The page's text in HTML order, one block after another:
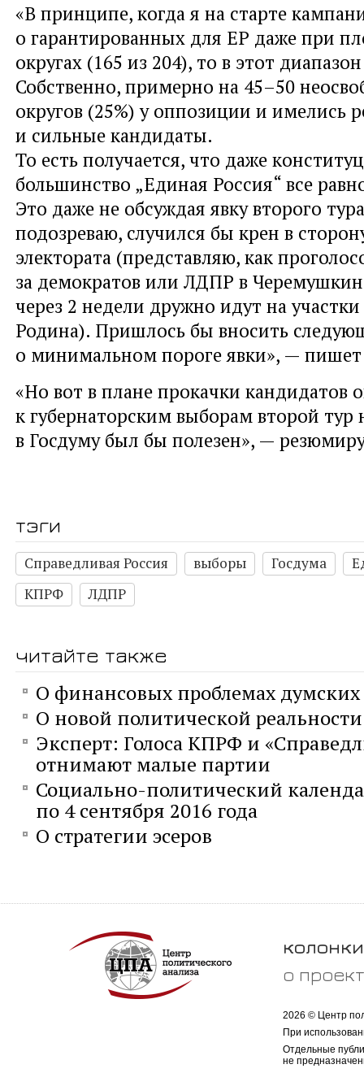
«В принципе, когда я на старте
о гарантированных для ЕР даже при
округах (165 из 204), то в этот
Собственно, примерно на 45–50
округов (25%) у оппозиции и имелись
и сильные кандидаты.
То есть получается, что даже
большинство „Единая Россия“ все
Это даже не обсуждая явку второго
подозреваю, случился бы крен в
электората (представляю, как
за демократов или ЛДПР в
через 2 недели дружно идут на
Родина). Пришлось бы вносить
о минимальном пороге явки», —
«Но вот в плане прокачки кандидатов
к губернаторским выборам второй тур
в Госдуму был бы полезен», —
тэги
Справедливая Россия выборы Госдума
КПРФ
ЛДПР
читайте также
О финансовых проблемах
О новой политической реальности
Эксперт: Голоса КПРФ и
отнимают малые партии
Социально-политический
по 4 сентября 2016 года
О стратегии эсеров
колонки
о
2026 © Центр
При
Отдельные
не